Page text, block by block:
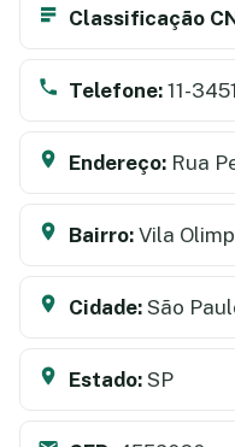
Classificação
Telefone: 11-
Endereço: Rua
Bairro: Vila
Cidade: São
Estado: SP